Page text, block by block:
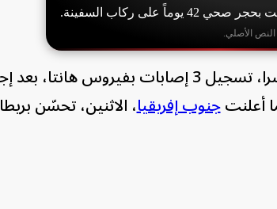
على ركاب السفينة.
الأصلي.
أعلنت السلطات الصحية في فرنسا وأميركا وسويسرا، تسجيل 3 إصابات
أعلنتجنوب إفريقيا، الاثنين، تحسّن